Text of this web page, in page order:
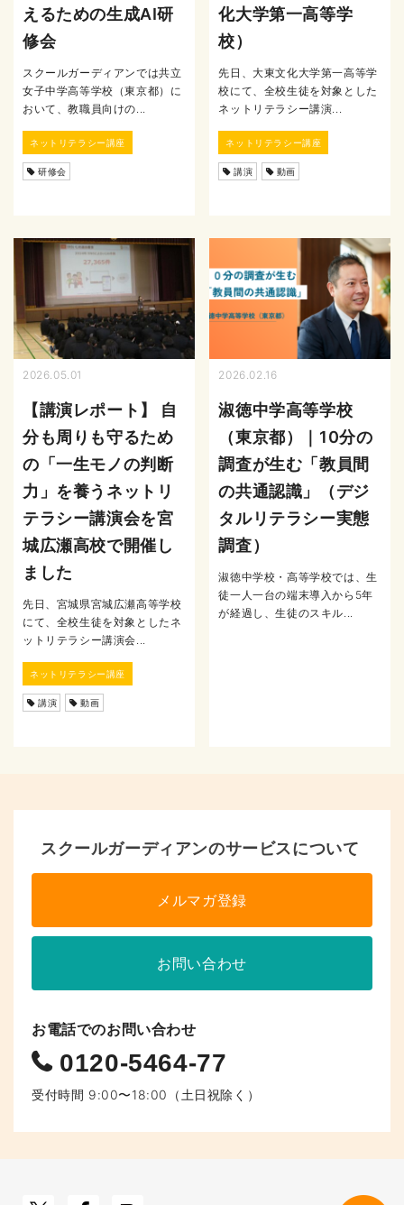
えるための生成AI研
修会
スクールガーディアンでは共立
女子中学高等学校（東京都）に
おいて、教職員向けの...
ネットリテラシー講座
研修会
化大学第一高等学
校）
先日、大東文化大学第一高等学
校にて、全校生徒を対象とした
ネットリテラシー講演...
ネットリテラシー講座
講演 動画
2026.05.01
【講演レポート】 自
分も周りも守るため
の「一生モノの判断
力」を養うネットリ
テラシー講演会を宮
城広瀬高校で開催し
ました
先日、宮城県宮城広瀬高等学校
にて、全校生徒を対象としたネ
ットリテラシー講演会...
ネットリテラシー講座
講演 動画
2026.02.16
淑徳中学高等学校
（東京都）｜10分の
調査が生む「教員間
の共通認識」（デジ
タルリテラシー実態
調査）
淑徳中学校・高等学校では、生
徒一人一台の端末導入から5年
が経過し、生徒のスキル...
スクールガーディアンのサービスについて
メルマガ登録
お問い合わせ
お電話でのお問い合わせ
0120-5464-77
受付時間 9:00〜18:00（土日祝除く）